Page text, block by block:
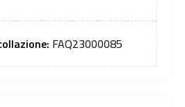
FAQ23000085